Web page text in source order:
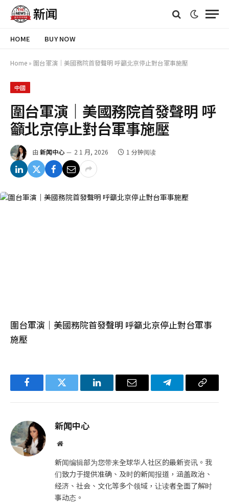
HOME BUY NOW
Home » 圍台軍演｜美國務院首發聲明 呼籲北京停止對台軍事施壓
中國
圍台軍演｜美國務院首發聲明 呼
籲北京停止對台軍事施壓
由 新闻中心 2 1 月, 2026 1 分钟阅读
圍台軍演｜美國務院首發聲明 呼籲北京停止對台軍事
施壓
FacebookTwitter LinkedIn电
Telegram复
新闻中心
网
新闻编辑部为您带来全球华人社区的最新资讯。我
们致力于提供准确、及时的新闻报道，涵盖政治、
经济、社会、文化等多个领域，让读者全面了解时
事动态。